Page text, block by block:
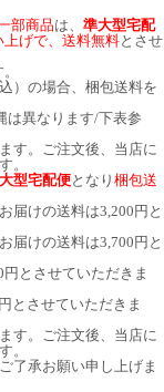
部商品は、 準大型宅配
げで、送料無料とさせ
）の場合、梱包送料を
は異なります/下表参
す。ご注文後、当店に
。
型宅配便となり 梱包送
届けの送料は3,200円と
届けの送料は3,700円と
とさせていただきま
とさせていただきま
す。ご注文後、当店に
。
了承お願い申し上げま